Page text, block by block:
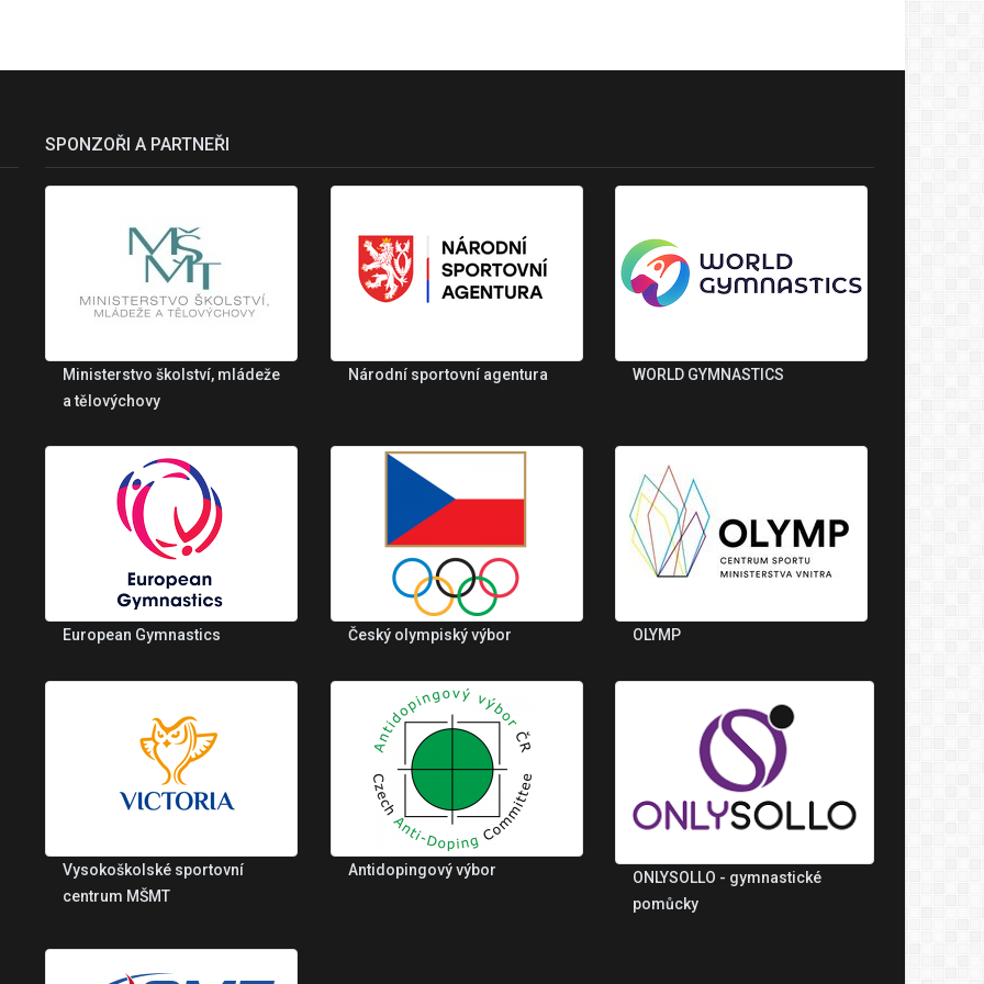
SPONZOŘI A PARTNEŘI
Ministerstvo školství, mládeže
a tělovýchovy
Národní sportovní agentura WORLD GYMNASTICS
European Gymnastics Český olympiský výbor OLYMP
Vysokoškolské sportovní
centrum MŠMT
Antidopingový výbor
ONLYSOLLO - gymnastické
pomůcky